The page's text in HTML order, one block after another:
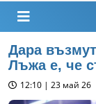
Дара
Лъжа е, че
12:10 | 23 май 26